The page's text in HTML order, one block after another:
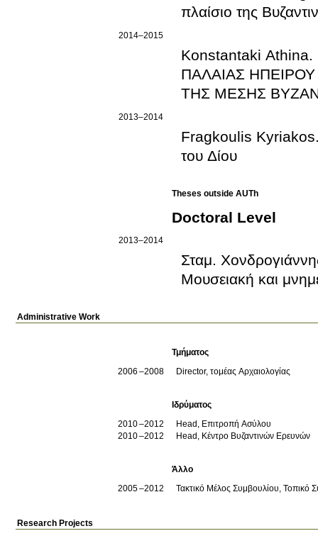
πλαίσιο της
2014–2015
Konstantaki
ΠΑΛΑΙΑΣ
ΤΗΣ ΜΕΣΗΣ
2013–2014
Fragkoulis Kyriakos.
του Δίου
Theses outside AUTh
Doctoral Level
2013–2014
Σταμ.
Μουσειακή και
Administrative Work
Τμήματος
2006
2008 Director, τομέας Αρχαιολογίας
Ιδρύματος
2010
2012
Head, Επιτροπή Ασύλου
2010
2012 Head, Κέντρο Βυζαντινών Ερευνών
Άλλο
2005
2012 Τακτικό Μέλος Συμβουλίου, Τοπικό
Research Projects